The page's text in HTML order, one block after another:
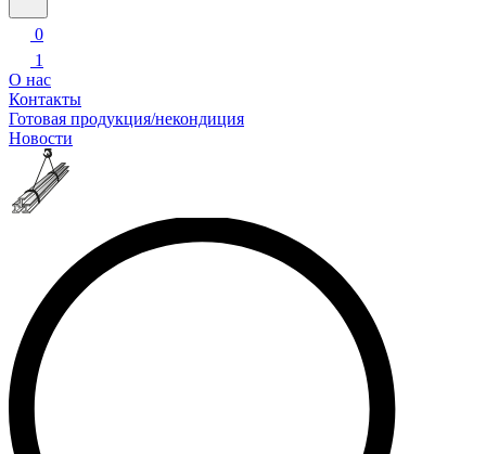
0
1
О нас
Контакты
Готовая продукция/некондиция
Новости